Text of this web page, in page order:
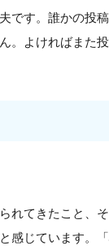
です。誰かの投
。よければまた投
れてきたこと、
感じています。